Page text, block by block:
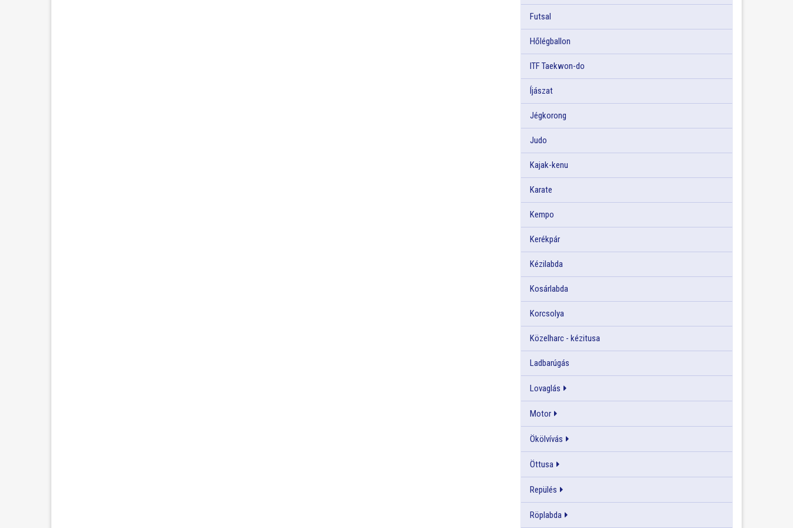
Futsal
Hőlégballon
ITF Taekwon-do
Íjászat
Jégkorong
Judo
Kajak-kenu
Karate
Kempo
Kerékpár
Kézilabda
Kosárlabda
Korcsolya
Közelharc - kézitusa
Ladbarúgás
Lovaglás
Motor
Ökölvívás
Öttusa
Repülés
Röplabda